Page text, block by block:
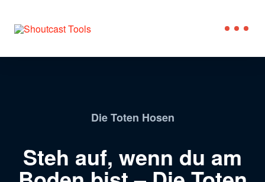
Die Toten Hosen
Steh auf, wenn du am